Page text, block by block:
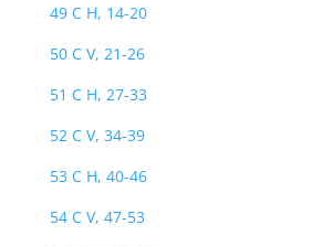
49 C H, 14-20
50 C V, 21-26
51 C H, 27-33
52 C V, 34-39
53 C H, 40-46
54 C V, 47-53